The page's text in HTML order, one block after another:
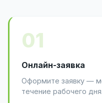
01
Онлайн-заявка
Оформите заявку —
течение рабочего дня.